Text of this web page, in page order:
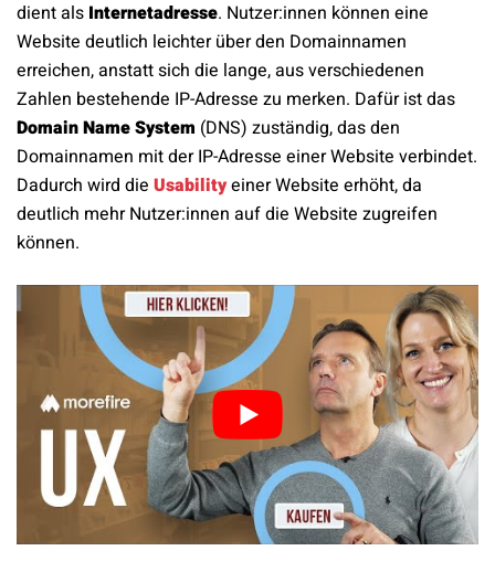
dient als Internetadresse. Nutzer:innen können eine
Website deutlich leichter über den Domainnamen
erreichen, anstatt sich die lange, aus verschiedenen
Zahlen bestehende IP-Adresse zu merken. Dafür ist das
Domain Name System (DNS) zuständig, das den
Domainnamen mit der IP-Adresse einer Website verbindet.
Dadurch wird die Usabilityeiner Website erhöht, da
deutlich mehr Nutzer:innen auf die Website zugreifen
können.